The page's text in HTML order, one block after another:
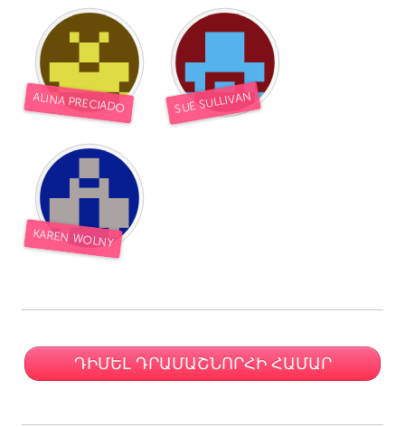
ALINA PRECIADO SUE SULLIVAN
KAREN WOLNY
ԴԻՄԵԼ ԴՐԱՄԱՇՆՈՐՀԻ ՀԱՄԱՐ